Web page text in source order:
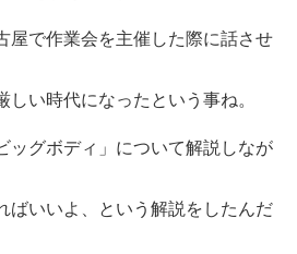
屋で作業会を主催した際に話させ
い時代になったという事ね。
ッグボディ」について解説しなが
ばいいよ、という解説をしたんだ